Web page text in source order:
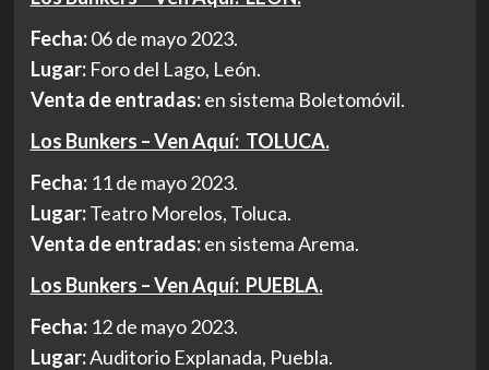
Fecha:06 de mayo 2023.
Lugar:Foro del Lago, León.
Venta de entradas:en sistema Boletomóvil.
Los Bunkers – Ven Aquí: TOLUCA.
Fecha:11 de mayo 2023.
Lugar:Teatro Morelos, Toluca.
Venta de entradas:en sistema Arema.
Los Bunkers – Ven Aquí: PUEBLA.
Fecha:12 de mayo 2023.
Lugar:Auditorio Explanada, Puebla.